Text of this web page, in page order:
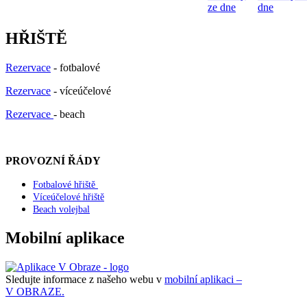
ze dne
dne
HŘIŠTĚ
Rezervace - fotbalové
Rezervace - víceúčelové
Rezervace - beach
PROVOZNÍ ŘÁDY
Fotbalové hřiště
Víceúčelové hřiště
Beach volejbal
Mobilní aplikace
Sledujte informace z našeho webu v mobilní aplikaci –
V OBRAZE.